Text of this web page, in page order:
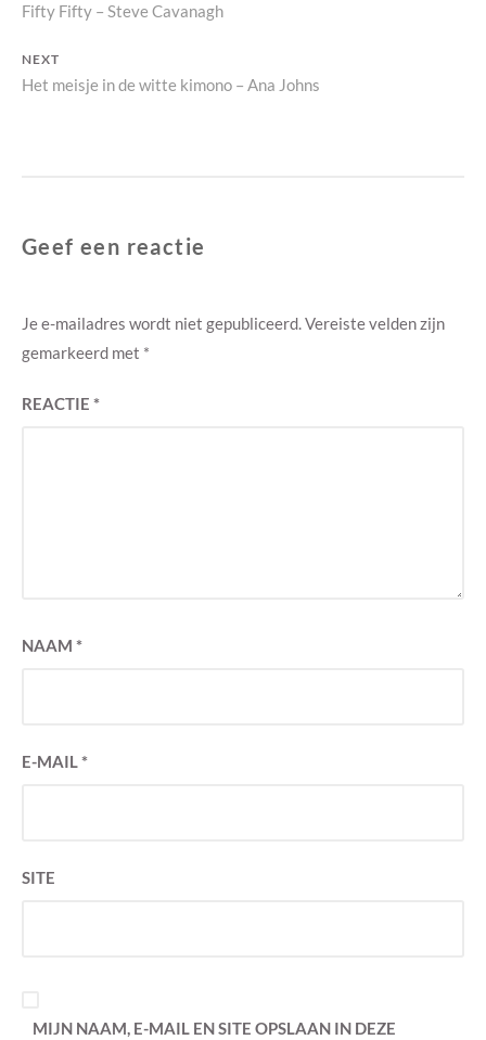
navigatie
Previous
Fifty Fifty – Steve Cavanagh
NEXT
Next
Het meisje in de witte kimono – Ana Johns
Geef een reactie
Je e-mailadres wordt niet gepubliceerd.Vereiste velden zijn
gemarkeerd met *
REACTIE *
NAAM *
E-MAIL*
SITE
MIJN NAAM, E-MAIL EN SITE OPSLAAN IN DEZE